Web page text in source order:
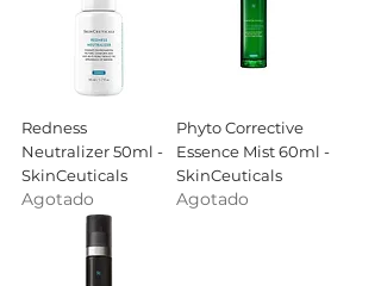
Redness
Neutralizer 50ml -
SkinCeuticals
Agotado
Phyto Corrective
Essence Mist 60ml -
SkinCeuticals
Agotado